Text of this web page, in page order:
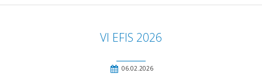
VI EFIS 2026
06.02.2026